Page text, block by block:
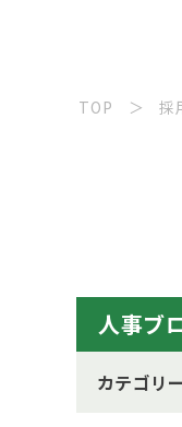
TOP 採
人事ブ
カテゴリー